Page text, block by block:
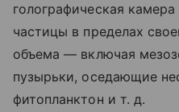
голографическая
частицы в пределах
объема — включая
пузырьки, оседающие
фитопланктон и т. д.